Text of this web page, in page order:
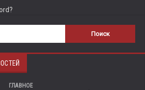
ГЛАВНОЕ